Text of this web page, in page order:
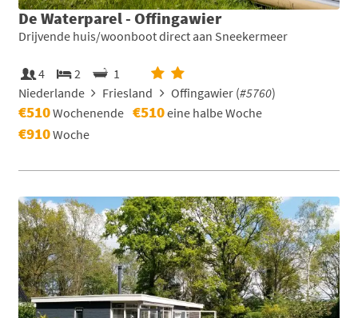
De Waterparel - Offingawier
Drijvende huis/woonboot direct aan Sneekermeer
4 2
1
Niederlande
Friesland Offingawier (#5760)
€510Wochenende €510eine halbe Woche
€910Woche